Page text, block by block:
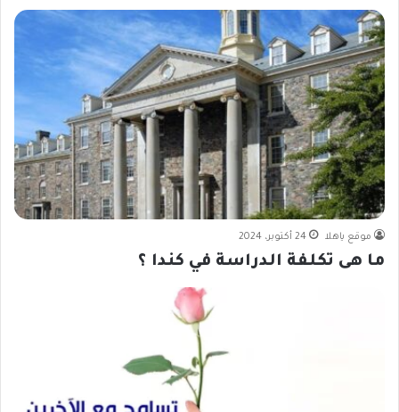
موقع ياهلا 24 أكتوبر، 2024
ما هى تكلفة الدراسة في كندا ؟